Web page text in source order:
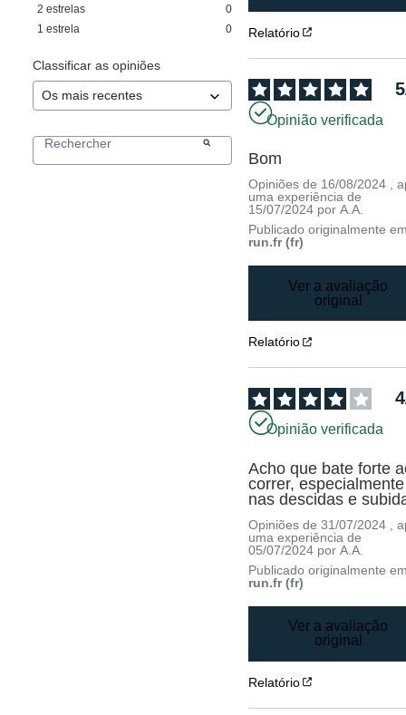
2 estrelas
0
1 estrela 0
Classificar as opiniões
Relatório
5
Opinião verificada
Bom
Opiniões de 16/08/2024
,
uma experiência de
15/07/2024 porA.A.
Publicado originalmente
run.fr (fr)
Ver a avaliação
original
Relatório
4
Opinião verificada
Acho que bate forte
correr, especialmente
nas descidas e
Opiniões de31/07/2024
,
uma experiência de
05/07/2024 porA.A.
Publicado originalmente
run.fr (fr)
Ver a avaliação
original
Relatório